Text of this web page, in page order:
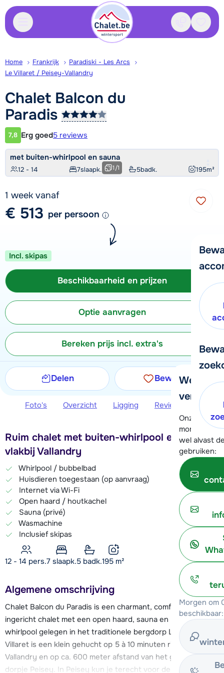
Contact
We
verder!
Onze
moment
wel alvast
gebruiken:
Morgen om
beschikbaar:
Home Frankrijk
Paradiski - Les Arcs
Le Villaret / Peisey-Vallandry
Chalet Balcon du
Paradis
Klantwaardering
7,8 Erg goed5 reviews
met buiten-whirlpool en sauna
12 - 14 7slaapk. 5badk. 195m²
1/1
1 week vanaf
€ 513 per persoon
Incl. skipas
Beschikbaarheid en prijzen
Optie aanvragen
Bereken prijs incl. extra's
Delen Bewaren
Foto's Overzicht Ligging Reviews
Ruim chalet met buiten-whirlpool en sauna,
vlakbij Vallandry
Whirlpool / bubbelbad
Huisdieren toegestaan (op aanvraag)
Internet via Wi-Fi
Open haard / houtkachel
Sauna (privé)
Wasmachine
Inclusief skipas
12 - 14 pers.7 slaapk.5 badk.195 m²
Algemene omschrijving
Chalet Balcon du Paradis is een charmant, comfortabel
ingericht chalet met een open haard, sauna en buiten-
whirlpool gelegen in het traditionele bergdorp Le Villaret. Le
Villaret is een klein gehucht op 5 à 10 minuten rijden van
Vallandry en op ca. 600 meter afstand van het gemoedelijke
dorpje Peisey. In Peisey kun je terecht voor de dagelijkse